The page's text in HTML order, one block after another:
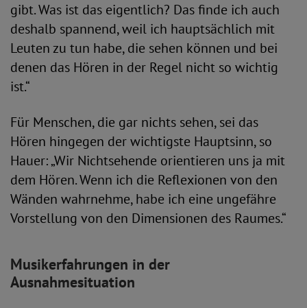
gibt. Was ist das eigentlich? Das finde ich auch
deshalb spannend, weil ich hauptsächlich mit
Leuten zu tun habe, die sehen können und bei
denen das Hören in der Regel nicht so wichtig
ist.“
Für Menschen, die gar nichts sehen, sei das
Hören hingegen der wichtigste Hauptsinn, so
Hauer: „Wir Nichtsehende orientieren uns ja mit
dem Hören. Wenn ich die Reflexionen von den
Wänden wahrnehme, habe ich eine ungefähre
Vorstellung von den Dimensionen des Raumes.“
Musikerfahrungen in der
Ausnahmesituation